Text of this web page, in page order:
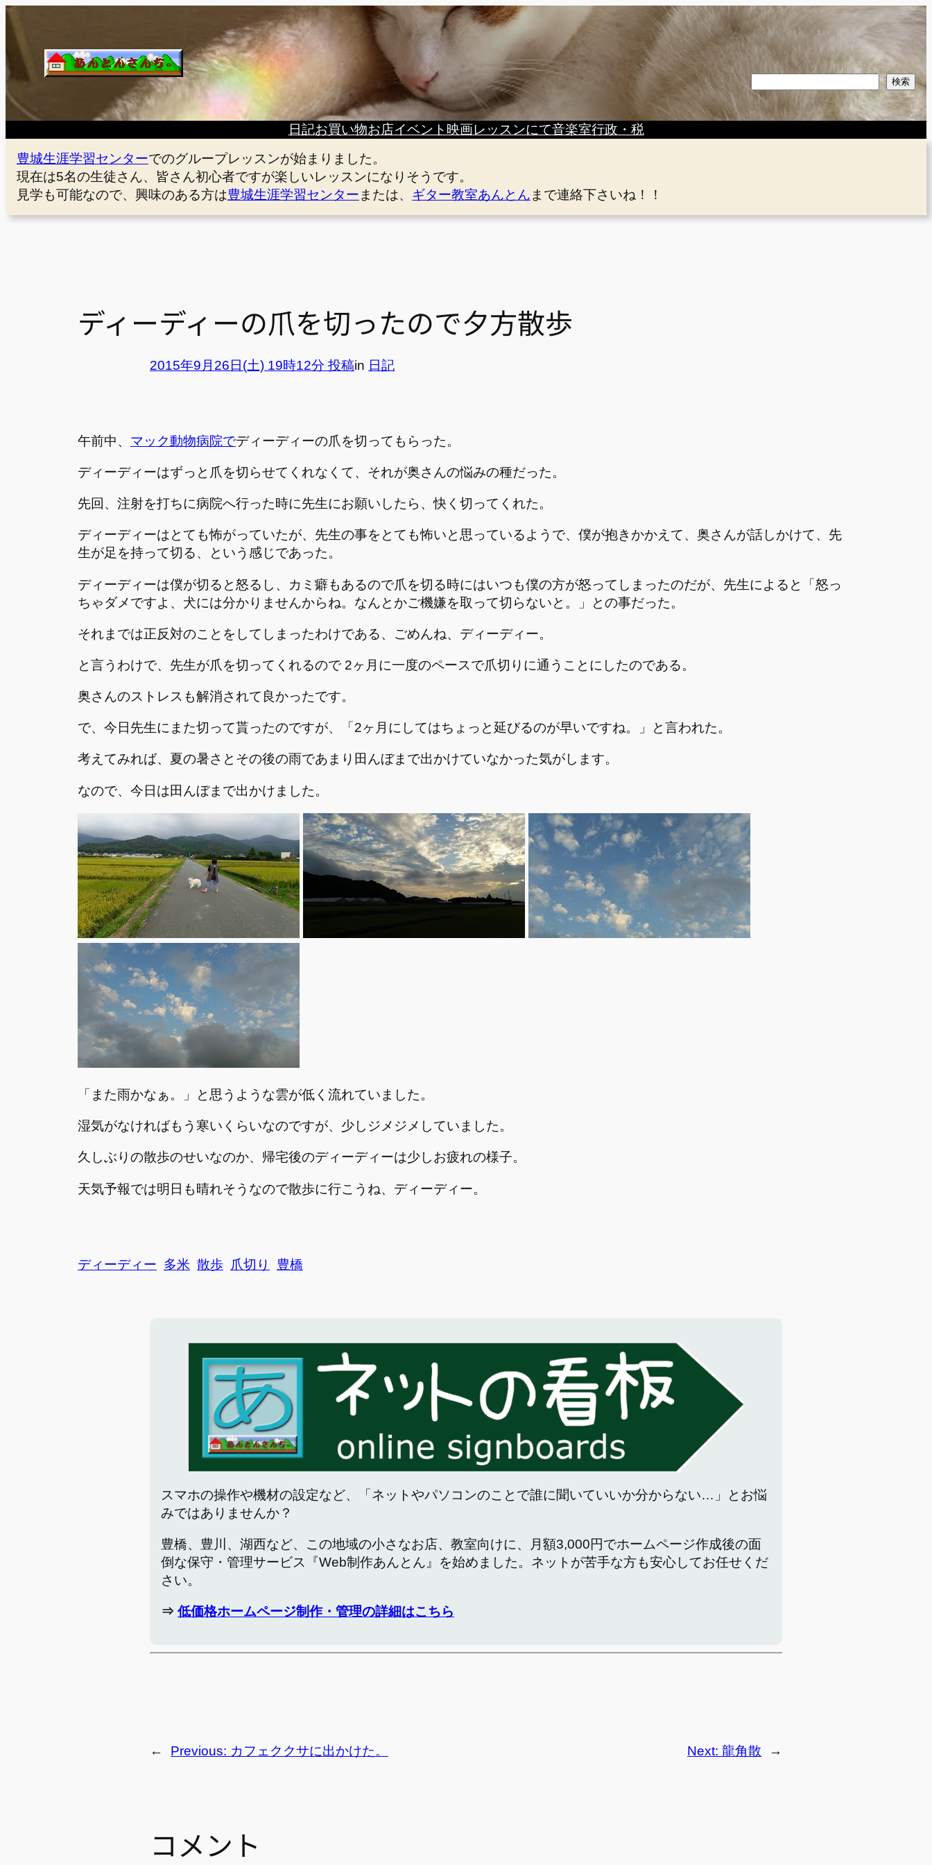
内
容
ス
キ
ッ
プ
索
検索
日記お買い物お店イベント 映画レッスンにて音楽室行政・税
豊城生涯学習センターでのグループレッスンが始まりました。
現在は5名の生徒さん、皆さん初心者ですが楽しいレッスンになりそうです。
見学も可能なので、興味のある方は豊城生涯学習センター または、 ギター教室あんとん まで連絡下さいね！！
ディーディーの爪を切ったので夕方散歩
2015年9月26日(土) 19時12分 投稿in 日記
午前中、 マック動物病院でディーディーの爪を切ってもらった。
ディーディーはずっと爪を切らせてくれなくて、それが奥さんの悩みの種だった。
先回、注射を打ちに病院へ行った時に先生にお願いしたら、快く切ってくれた。
ディーディーはとても怖がっていたが、先生の事をとても怖いと思っているようで、僕が抱きかかえて、奥さんが話しかけて、先
生が足を持って切る、という感じであった。
ディーディーは僕が切ると怒るし、カミ癖もあるので爪を切る時にはいつも僕の方が怒ってしまったのだが、先生によると「怒っ
ちゃダメですよ、犬には分かりませんからね。なんとかご機嫌を取って切らないと。」との事だった。
それまでは正反対のことをしてしまったわけである、ごめんね、ディーディー。
と言うわけで、先生が爪を切ってくれるので 2ヶ月に一度のペースで爪切りに通うことにしたのである。
奥さんのストレスも解消されて良かったです。
で、今日先生にまた切って貰ったのですが、「2ヶ月にしてはちょっと延びるのが早いですね。」と言われた。
考えてみれば、夏の暑さとその後の雨であまり田んぼまで出かけていなかった気がします。
なので、今日は田んぼまで出かけました。
「また雨かなぁ。」と思うような雲が低く流れていました。
湿気がなければもう寒いくらいなのですが、少しジメジメしていました。
久しぶりの散歩のせいなのか、帰宅後のディーディーは少しお疲れの様子。
天気予報では明日も晴れそうなので散歩に行こうね、ディーディー。
ディーディー 多米 散歩 爪切り 豊橋
スマホの操作や機材の設定など、「ネットやパソコンのことで誰に聞いていいか分からない…」とお悩
みではありませんか？
豊橋、豊川、湖西など、この地域の小さなお店、教室向けに、月額3,000円でホームページ作成後の面
倒な保守・管理サービス『Web制作あんとん』を始めました。ネットが苦手な方も安心してお任せくだ
さい。
⇒ 低価格ホームページ制作・管理の詳細はこちら
← Previous: カフェククサに出かけた。 Next: 龍角散 →
コメント